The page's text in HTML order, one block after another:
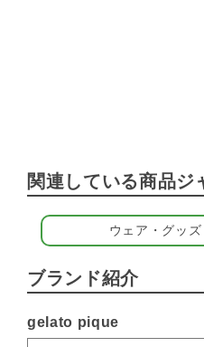
関連している商品ジ
ウェア・グッズ
ブランド紹介
gelato pique